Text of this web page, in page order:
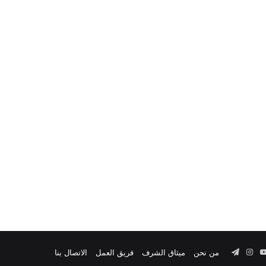
من نحن ميثاق الشرف فريق العمل الاتصال بنا ‫YouTubeانستقرام
تيلقرام